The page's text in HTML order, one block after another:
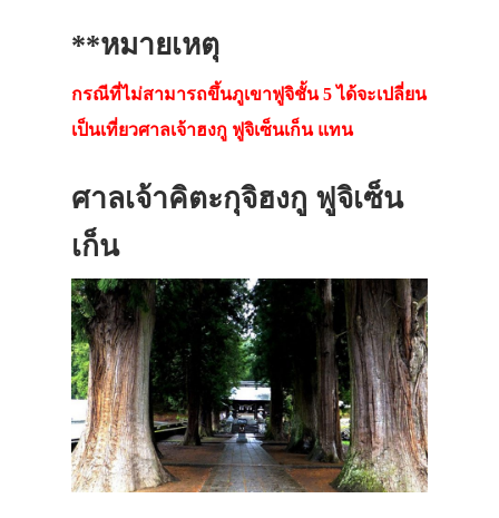
**หมายเหตุ
กรณีที่ไม่สามารถขึ้นภูเขาฟูจิชั้น 5 ได้จะเปลี่ยน
เป็นเที่ยวศาลเจ้าฮงกู ฟูจิเซ็นเก็น แทน
ศาลเจ้าคิตะกุจิฮงกู ฟูจิเซ็น
เก็น